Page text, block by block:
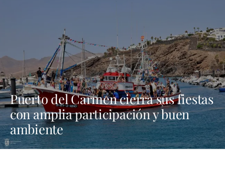
Puerto del Carmen cierra sus fiestas
con amplia participación y buen
ambiente